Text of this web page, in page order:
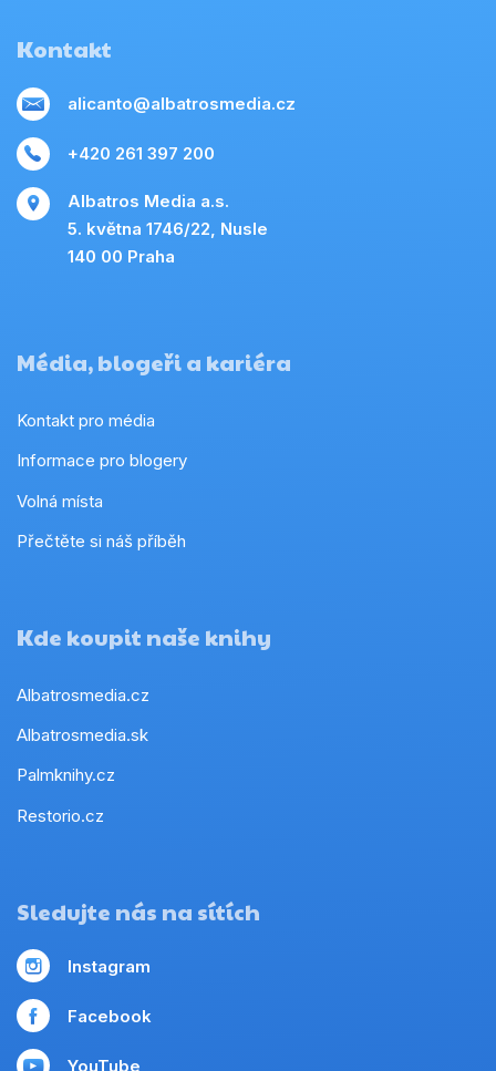
Kontakt
alicanto@albatrosmedia.cz
+420 261 397 200
Albatros Media a.s.
5. května 1746/22, Nusle
140 00 Praha
Média, blogeři a kariéra
Kontakt pro média
Informace pro blogery
Volná místa
Přečtěte si náš příběh
Kde koupit naše knihy
Albatrosmedia.cz
Albatrosmedia.sk
Palmknihy.cz
Restorio.cz
Sledujte nás na sítích
Instagram
Facebook
YouTube